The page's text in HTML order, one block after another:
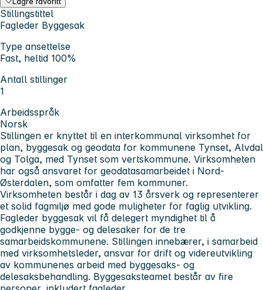
Stillingstittel
Fagleder Byggesak
Type ansettelse
Fast, heltid 100%
Antall stillinger
1
Arbeidsspråk
Norsk
Stillingen er knyttet til en interkommunal virksomhet for
plan, byggesak og geodata for kommunene Tynset, Alvdal
og Tolga, med Tynset som vertskommune. Virksomheten
har også ansvaret for geodatasamarbeidet i Nord-
Østerdalen, som omfatter fem kommuner.
Virksomheten består i dag av 13 årsverk og representerer
et solid fagmiljø med gode muligheter for faglig utvikling.
Fagleder byggesak vil få delegert myndighet til å
godkjenne bygge- og delesaker for de tre
samarbeidskommunene. Stillingen innebærer, i samarbeid
med virksomhetsleder, ansvar for drift og videreutvikling
av kommunenes arbeid med byggesaks- og
delesaksbehandling. Byggesaksteamet består av fire